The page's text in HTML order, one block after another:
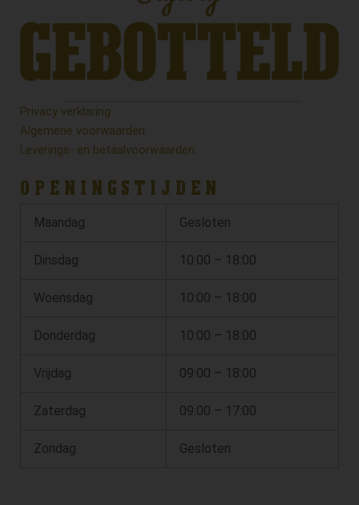
Privacy verklaring
Algemene voorwaarden
Leverings- en betaalvoorwaarden
OPENINGSTIJDEN
Maandag Gesloten
Dinsdag 10:00 – 18:00
Woensdag 10:00 – 18:00
Donderdag 10:00 – 18:00
Vrijdag 09:00 – 18:00
Zaterdag 09:00 – 17:00
Zondag Gesloten